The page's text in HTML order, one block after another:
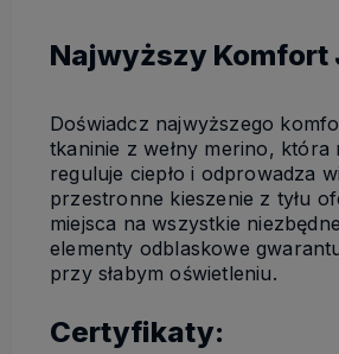
Najwyższy Komfort
Doświadcz najwyższego
tkaninie z wełny merino, która
reguluje ciepło i odprowadza
przestronne kieszenie z tyłu
miejsca na wszystkie
elementy odblaskowe
przy słabym oświetleniu.
Certyfikaty: